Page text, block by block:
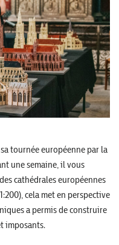
tournée européenne par la
une semaine, il vous
cathédrales européennes
cela met en perspective
a permis de construire
imposants.